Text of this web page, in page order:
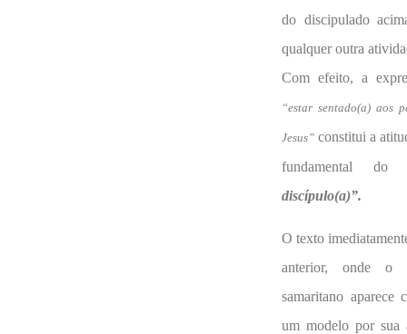
do discipulado
qualquer outra
Com efeito, a
“estar sentado(a) aos
Jesus”constitui a
fundamental
discípulo(a)”.
O texto
anterior, onde o
samaritano aparece
um modelo por sua